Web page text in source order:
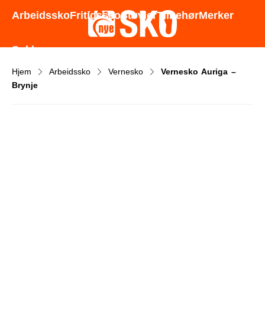
Godt utvalg - Gode priser - Rask levering
ArbeidsskoFritidsskoStøvlerTilbehørMerker
Sokker
Hjem Arbeidssko Vernesko
Vernesko Auriga –
Brynje